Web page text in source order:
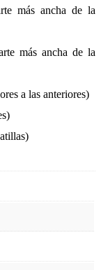
más ancha de la
más ancha de la
a las anteriores)